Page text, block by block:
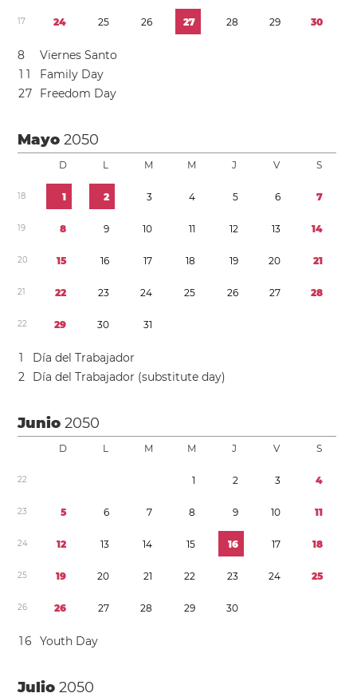
17 24 25 26 27 28 29 30
8
Viernes Santo
1 1
Family Day
27 Freedom Day
Mayo2050
D L M M J V S
18 1 2 3 4 5 6 7
19 8 9 10 11 12 13 14
20 15 16 17 18 19 20 21
21 22 23 24 25 26 27 28
22 29 30 31
1
Día del Trabajador
2
Día del Trabajador (substitute day)
Junio2050
D L M M J V S
22 1 2 3 4
23 5 6 7 8 9 10 11
24 12 13 14 15 16 17 18
25 19 20 21 22 23 24 25
26 26 27 28 29 30
16 Youth Day
Julio2050